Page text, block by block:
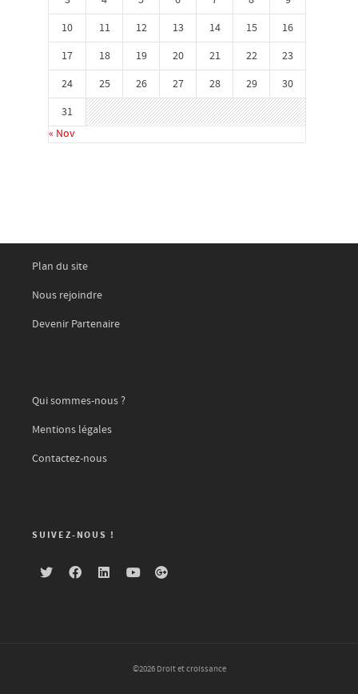
10
11 12 13 14 15
16
17
18 19 20 21 22
23
24
25 26 27 28 29
30
31
« Nov
Plan du site
Nous rejoindre
Devenir Partenaire
Qui sommes-nous ?
Mentions légales
Contactez-nous
SUIVEZ-NOUS !
©2026 Droit et croissance